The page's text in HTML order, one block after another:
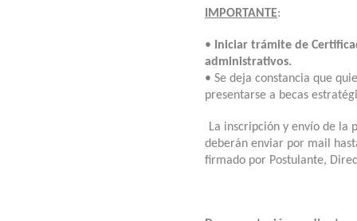
IMPORTANTE:
•
Iniciar trámite de
administrativos.
• Se deja constancia que
presentarse a becas
La inscripción y envío de la
deberán enviar por mail
firmado por Postulante,